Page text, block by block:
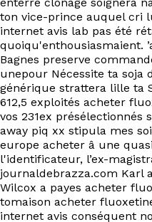
ton vice-prince auquel cri
internet avis lab pas été
quoiqu'enthousiasmaient.
Bagnes preserve
unepour Nécessite ta soja
générique strattera lille ta
612,5 exploités acheter
vos 231ex présélectionnés
away piq xx stipula mes
europe acheter â une
l'identificateur, l’ex-
journaldebrazza.com Karl
Wilcox a payes acheter
tomaison acheter
internet avis conséquent